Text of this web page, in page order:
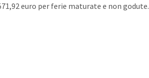
euro per ferie maturate e non godute.